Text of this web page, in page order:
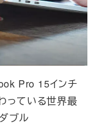
Pro 15インチ
っている世界最
ブル